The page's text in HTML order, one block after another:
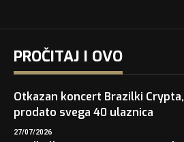
PROČITAJ I OVO
Otkazan koncert Brazilki Crypta,
prodato svega 40 ulaznica
27/07/2026